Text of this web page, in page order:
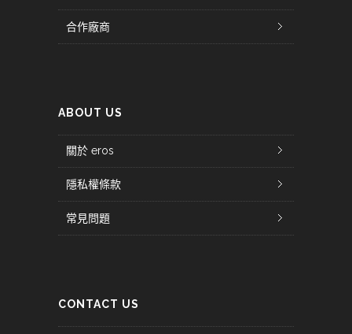
合作廠商
ABOUT US
關於 eros
隱私權條款
常見問題
CONTACT US